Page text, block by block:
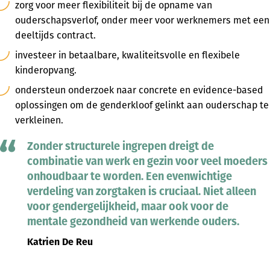
zorg voor meer flexibiliteit bij de opname van
ouderschapsverlof, onder meer voor werknemers met een
deeltijds contract.
investeer in betaalbare, kwaliteitsvolle en flexibele
kinderopvang.
ondersteun onderzoek naar concrete en evidence-based
oplossingen om de genderkloof gelinkt aan ouderschap te
verkleinen.
Zonder structurele ingrepen dreigt de
combinatie van werk en gezin voor veel moeders
onhoudbaar te worden. Een evenwichtige
verdeling van zorgtaken is cruciaal. Niet alleen
voor gendergelijkheid, maar ook voor de
mentale gezondheid van werkende ouders.
Katrien De Reu